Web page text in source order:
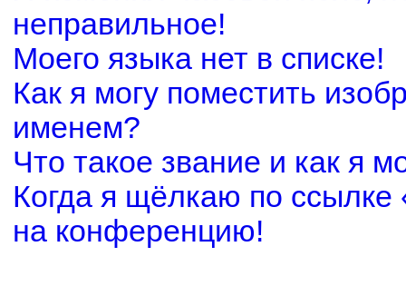
неправильное!
Моего языка нет в списке!
Как я могу поместить
именем?
Что такое звание и как я
Когда я щёлкаю по ссылке
на конференцию!